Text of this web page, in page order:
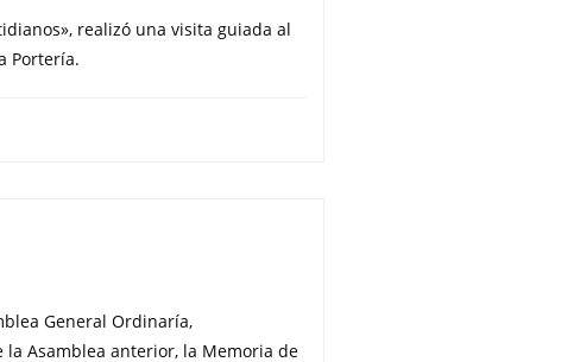
realizó una visita guiada al
Portería.
General Ordinaría,
Asamblea anterior, la Memoria de